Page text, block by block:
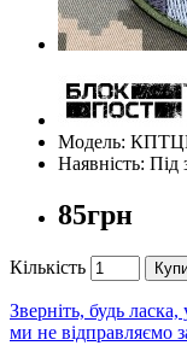
Модель:
Наявність: Під
85грн
Кількість
Зверніть, будь ласка,
ми не відправляємо